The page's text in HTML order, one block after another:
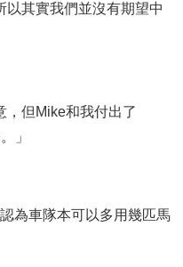
以其實我們並沒有期望中
，但Mike和我付出了
」
為車隊本可以多用幾匹馬